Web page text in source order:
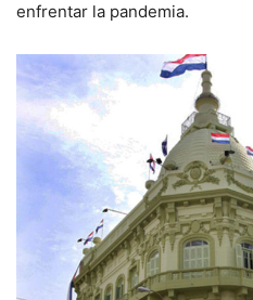
enfrentar la pandemia.